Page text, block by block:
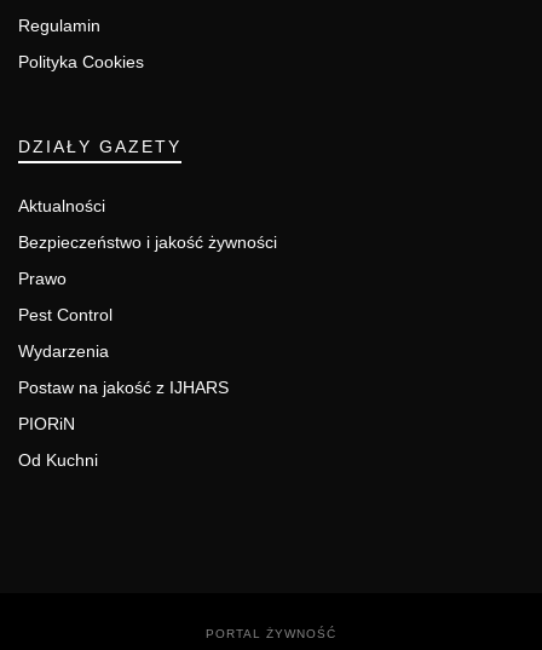
Regulamin
Polityka Cookies
DZIAŁY GAZETY
Aktualności
Bezpieczeństwo i jakość żywności
Prawo
Pest Control
Wydarzenia
Postaw na jakość z IJHARS
PIORiN
Od Kuchni
PORTAL ŻYWNOŚĆ